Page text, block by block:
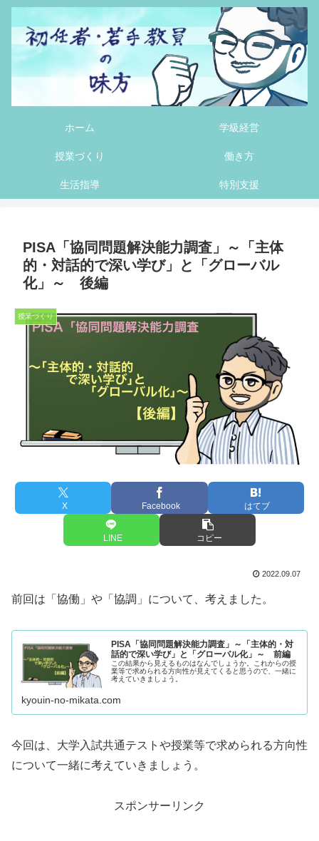
ホーム 学級経営
授業づくり 働き方
生活指導 特別支援
PISA「協同問題解決能力調査」～「主体
的・対話的で深い学び」と「グローバル
化」～ 後編
授業づくり
X Facebook はてブ
LINE コピー
2022.09.07
前回は「協働」や「協調」について、考えました。
PISA「協同問題解決能力調査」～「主体的・対
話的で深い学び」と「グローバル化」～ 前編
この結果から見えるものはなんでしょうか。これからの授
業等で求められる方向性が見えてくると思うので、一緒に
考えていきましょう。
kyouin-no-mikata.com
今回は、大学入試共通テストや授業等で求められる方向性
について一緒に考えていきましょう。
スポンサーリンク